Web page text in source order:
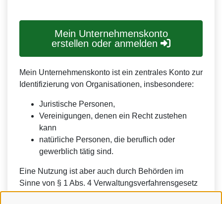
Mein Unternehmenskonto
erstellen oder anmelden
Mein Unternehmenskonto ist ein zentrales Konto zur
Identifizierung von Organisationen, insbesondere:
Juristische Personen,
Vereinigungen, denen ein Recht zustehen
kann
natürliche Personen, die beruflich oder
gewerblich tätig sind.
Eine Nutzung ist aber auch durch Behörden im
Sinne von § 1 Abs. 4 Verwaltungsverfahrensgesetz
(VwVfG) möglich.